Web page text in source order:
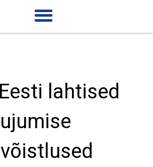
lahtised